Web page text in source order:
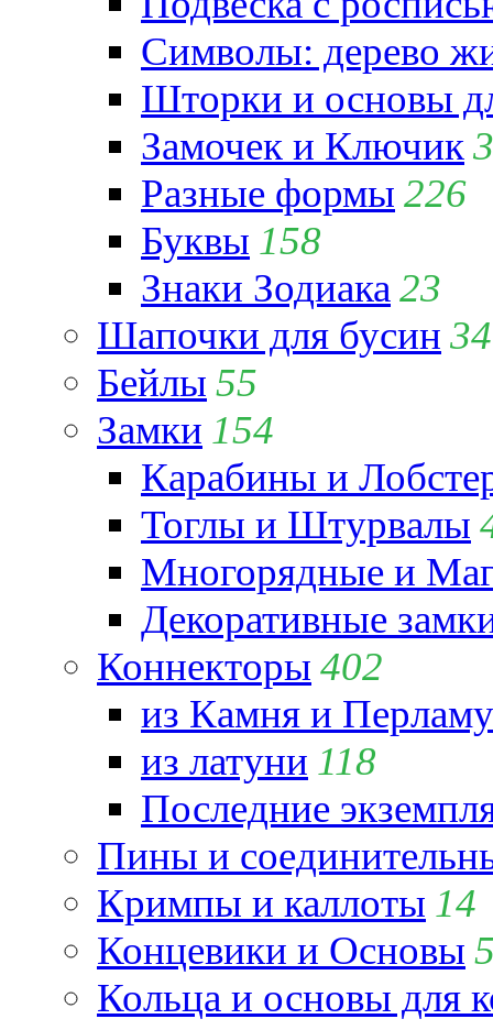
Символы: дерево
Шторки и основы
Замочек и Ключик
Разные формы 226
Буквы 158
Знаки Зодиака 23
Шапочки для бусин 34
Бейлы 55
Замки 154
Карабины и
Тоглы и Штурвалы
Многорядные и
Декоративные
Коннекторы 402
из Камня и
из латуни 118
Последние
Пины и
Кримпы и каллоты 14
Концевики и Основы
Кольца и основы для